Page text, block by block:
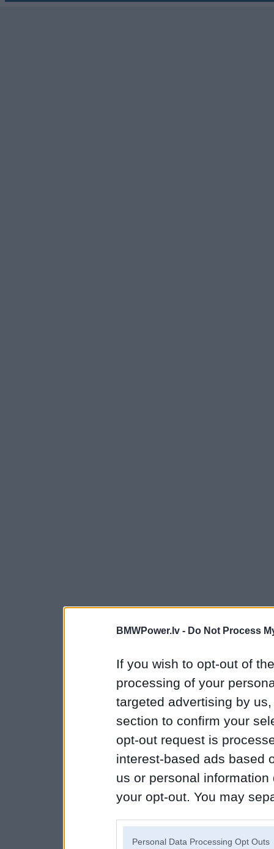
BMWPower.lv - Do Not Process
If you wish to opt-out of
processing of your
targeted advertising by
section to confirm your
opt-out request is
interest-based ads based
us or personal
your opt-out. You may
Personal Data Processing Opt Outs